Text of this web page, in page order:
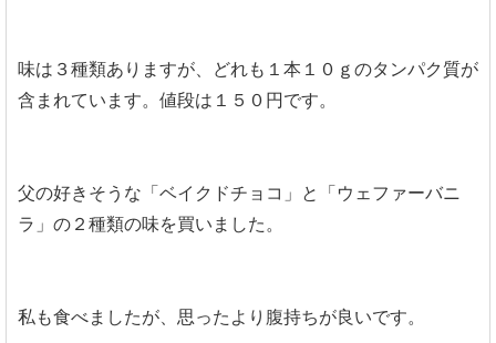
味は３種類ありますが、どれも１本１０ｇのタンパク質が
含まれています。値段は１５０円です。
父の好きそうな「ベイクドチョコ」と「ウェファーバニ
ラ」の２種類の味を買いました。
私も食べましたが、思ったより腹持ちが良いです。